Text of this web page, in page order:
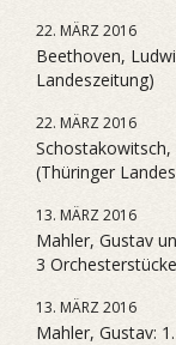
22. MÄRZ 2016
Beethoven,
Landeszeitung)
22. MÄRZ 2016
(Thüringer
13. MÄRZ 2016
Mahler, Gustav
3
13. MÄRZ 2016
Mahler, Gustav: